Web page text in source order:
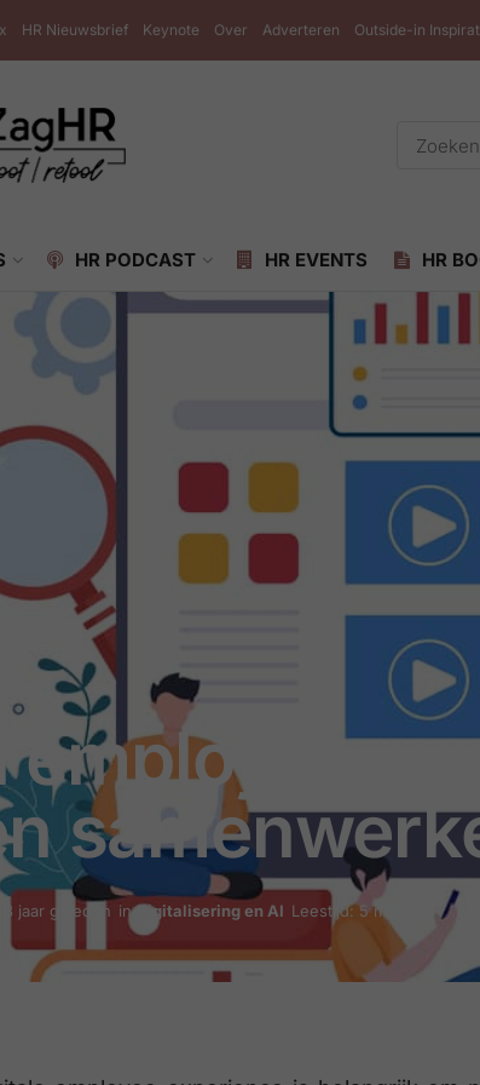
HR Nieuwsbrief Keynote Over Adverteren Outside-in
HR PODCAST HR EVENTS HR
employee
3 jaar geleden in Digitalisering en AI Leestijd: 5 minuten